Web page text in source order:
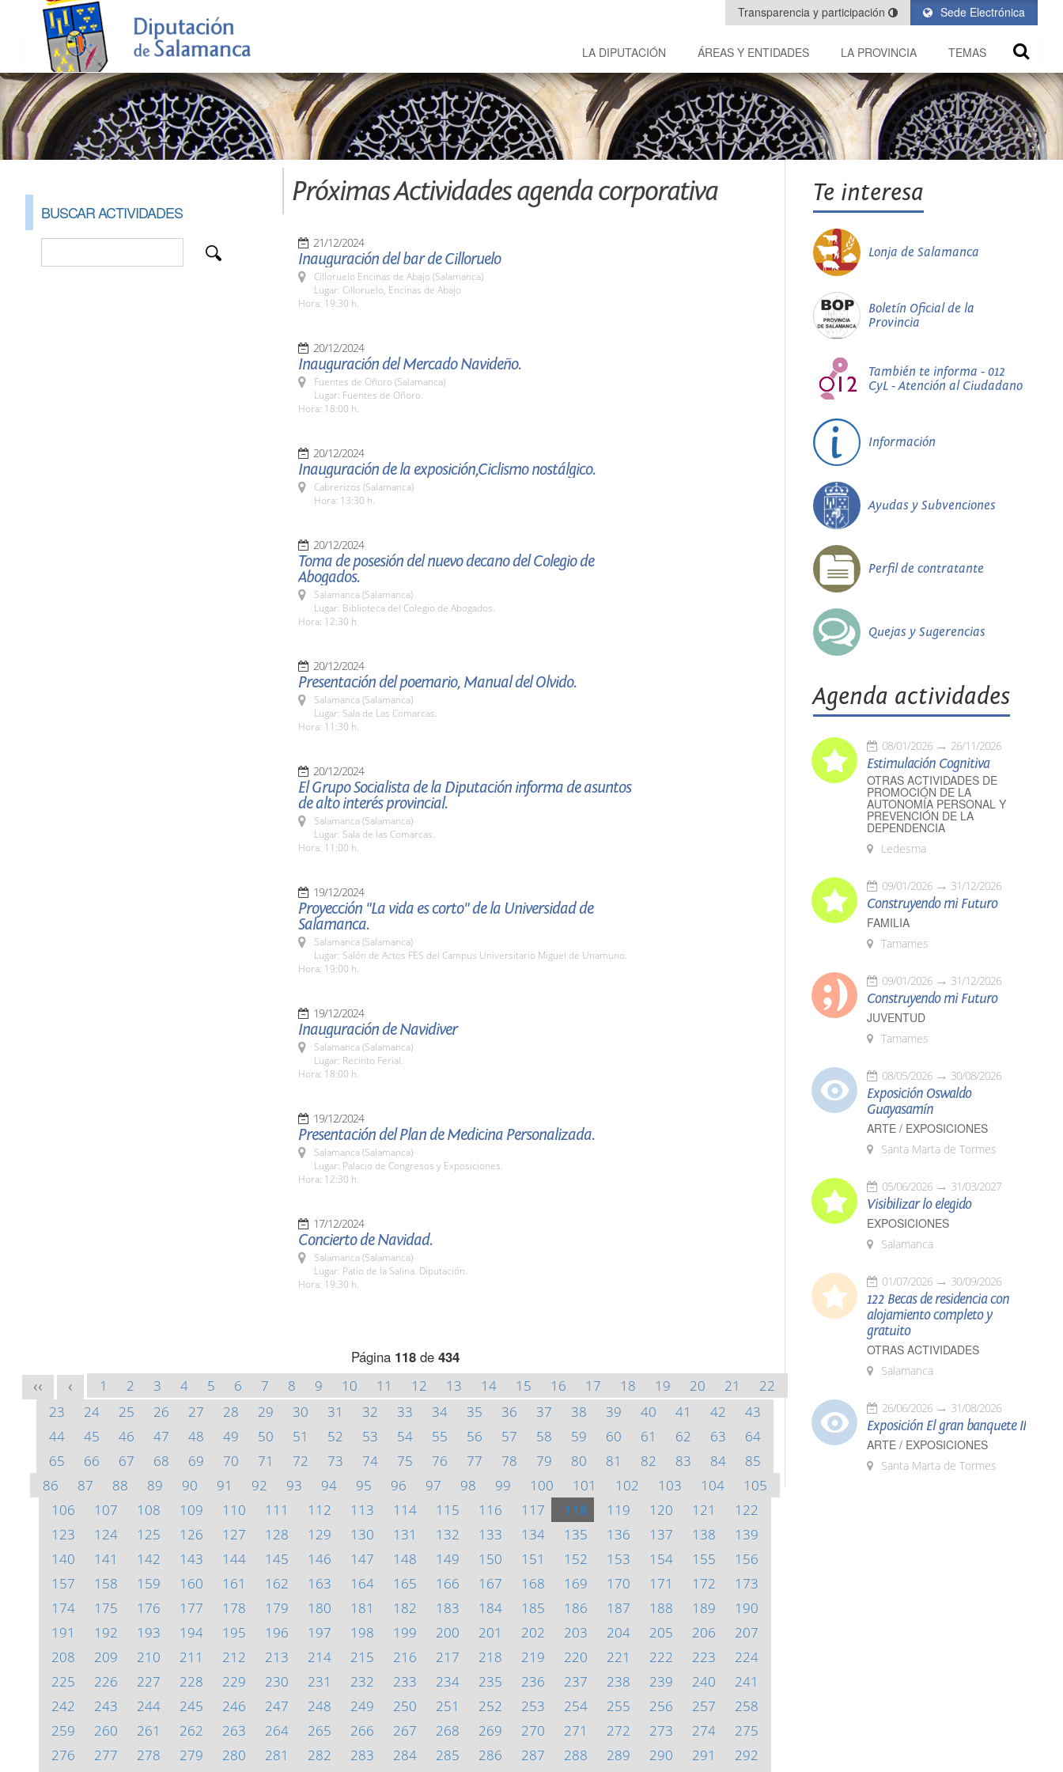
Sede Electrónica
Transparencia y participación
LA DIPUTACIÓN ÁREAS Y ENTIDADES LA PROVINCIA TEMAS
BUSCAR ACTIVIDADES
Próximas Actividades agenda corporativa
21/12/2024
Inauguración del bar de Cilloruelo
Cilloruelo Encinas de Abajo (Salamanca)
Lugar: Cilloruelo, Encinas de Abajo
Hora: 19:30 h.
20/12/2024
Inauguración del Mercado Navideño.
Fuentes de Oñoro (Salamanca)
Lugar: Fuentes de Oñoro.
Hora: 18:00 h.
20/12/2024
Inauguración de la exposición,Ciclismo nostálgico.
Cabrerizos (Salamanca)
Hora: 13:30 h.
20/12/2024
Toma de posesión del nuevo decano del Colegio de
Abogados.
Salamanca (Salamanca)
Lugar: Biblioteca del Colegio de Abogados.
Hora: 12:30 h
20/12/2024
Presentación del poemario, Manual del Olvido.
Salamanca (Salamanca)
Lugar: Sala de Las Comarcas.
Hora: 11:30 h.
20/12/2024
El Grupo Socialista de la Diputación informa de asuntos
de alto interés provincial.
Salamanca (Salamanca)
Lugar: Sala de las Comarcas.
Hora: 11:00 h.
19/12/2024
Proyección "La vida es corto" de la Universidad de
Salamanca.
Salamanca (Salamanca)
Lugar: Salón de Actos FES del Campus Universitario Miguel de Unamuno.
Hora: 19:00 h.
19/12/2024
Inauguración de Navidiver
Salamanca (Salamanca)
Lugar: Recinto Ferial.
Hora: 18:00 h.
19/12/2024
Presentación del Plan de Medicina Personalizada.
Salamanca (Salamanca)
Lugar: Palacio de Congresos y Exposiciones.
Hora: 12:30 h.
17/12/2024
Concierto de Navidad.
Salamanca (Salamanca)
Lugar: Patio de la Salina. Diputación.
Hora: 19:30 h.
Página 118de 434
<< < 1 2 3 4 5 6 7 8 9 10 11 12 13 14 15 16 17 18 19 20 21
22
23
24 25 26 27 28 29 30 31 32 33 34 35 36 37 38 39 40 41 42
43
44
45 46 47 48 49 50 51 52 53 54 55 56 57 58 59 60 61 62 63
64
65
66 67 68 69 70 71 72 73 74 75 76 77 78 79 80 81 82 83 84
85
86
87 88 89 90 91 92 93 94 95 96 97 98 99 100 101 102 103 104
105
106
107 108 109 110 111 112 113 114 115 116 117 118 119 120 121
122
123
124 125 126 127 128 129 130 131 132 133 134 135 136 137 138
139
140
141 142 143 144 145 146 147 148 149 150 151 152 153 154 155
156
157
158 159 160 161 162 163 164 165 166 167 168 169 170 171 172
173
174
175 176 177 178 179 180 181 182 183 184 185 186 187 188 189
190
191
192 193 194 195 196 197 198 199 200 201 202 203 204 205 206
207
208
209 210 211 212 213 214 215 216 217 218 219 220 221 222 223
224
225
226 227 228 229 230 231 232 233 234 235 236 237 238 239 240
241
242
243 244 245 246 247 248 249 250 251 252 253 254 255 256 257
258
259
260 261 262 263 264 265 266 267 268 269 270 271 272 273 274
275
276
277 278 279 280 281 282 283 284 285 286 287 288 289 290 291
292
Te interesa
Lonja de Salamanca
Boletín Oficial de la
Provincia
También te informa - 012
CyL - Atención al Ciudadano
Información
Ayudas y Subvenciones
Perfil de contratante
Quejas y Sugerencias
Agenda actividades
08/01/2026 26/11/2026
Estimulación Cognitiva
OTRAS ACTIVIDADES DE
PROMOCIÓN DE LA
AUTONOMÍA PERSONAL Y
PREVENCIÓN DE LA
DEPENDENCIA
Ledesma
09/01/2026 31/12/2026
Construyendo mi Futuro
FAMILIA
Tamames
09/01/2026 31/12/2026
Construyendo mi Futuro
JUVENTUD
Tamames
08/05/2026 30/08/2026
Exposición Oswaldo
Guayasamín
ARTE / EXPOSICIONES
Santa Marta de Tormes
05/06/2026 31/03/2027
Visibilizar lo elegido
EXPOSICIONES
Salamanca
01/07/2026 30/09/2026
122 Becas de residencia con
alojamiento completo y
gratuito
OTRAS ACTIVIDADES
Salamanca
26/06/2026 31/08/2026
Exposición El gran banquete II
ARTE / EXPOSICIONES
Santa Marta de Tormes